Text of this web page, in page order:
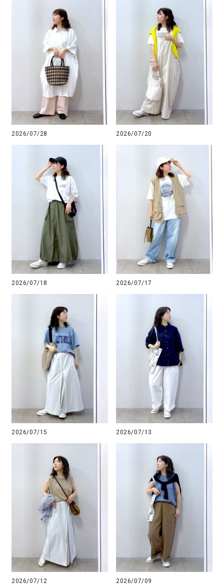
2026/07/28 2026/07/20
2026/07/18 2026/07/17
2026/07/15 2026/07/13
2026/07/12 2026/07/09